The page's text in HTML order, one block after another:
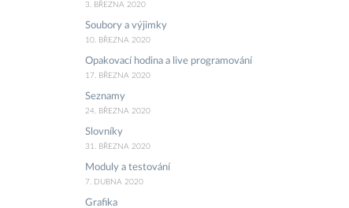
3. BŘEZNA 2020
Soubory a výjimky
10. BŘEZNA 2020
Opakovací hodina a live programování
17. BŘEZNA 2020
Seznamy
24. BŘEZNA 2020
Slovníky
31. BŘEZNA 2020
Moduly a testování
7. DUBNA 2020
Grafika